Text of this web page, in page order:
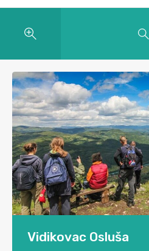
Vidikovac Osluša